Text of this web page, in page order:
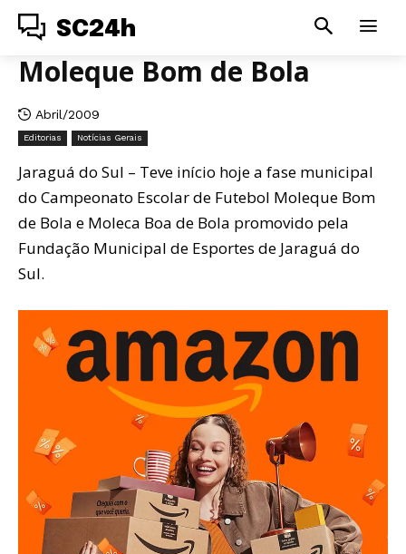
SC24h
Moleque Bom de Bola
Abril/2009
Editorias Notícias Gerais
Jaraguá do Sul – Teve início hoje a fase municipal
do Campeonato Escolar de Futebol Moleque Bom
de Bola e Moleca Boa de Bola promovido pela
Fundação Municipal de Esportes de Jaraguá do
Sul.